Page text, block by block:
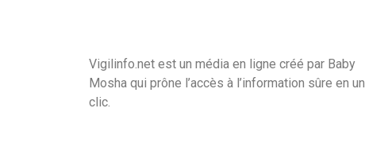
Vigilinfo.net est un média en ligne créé par Baby
Mosha qui prône l’accès à l’information sûre en un
clic.